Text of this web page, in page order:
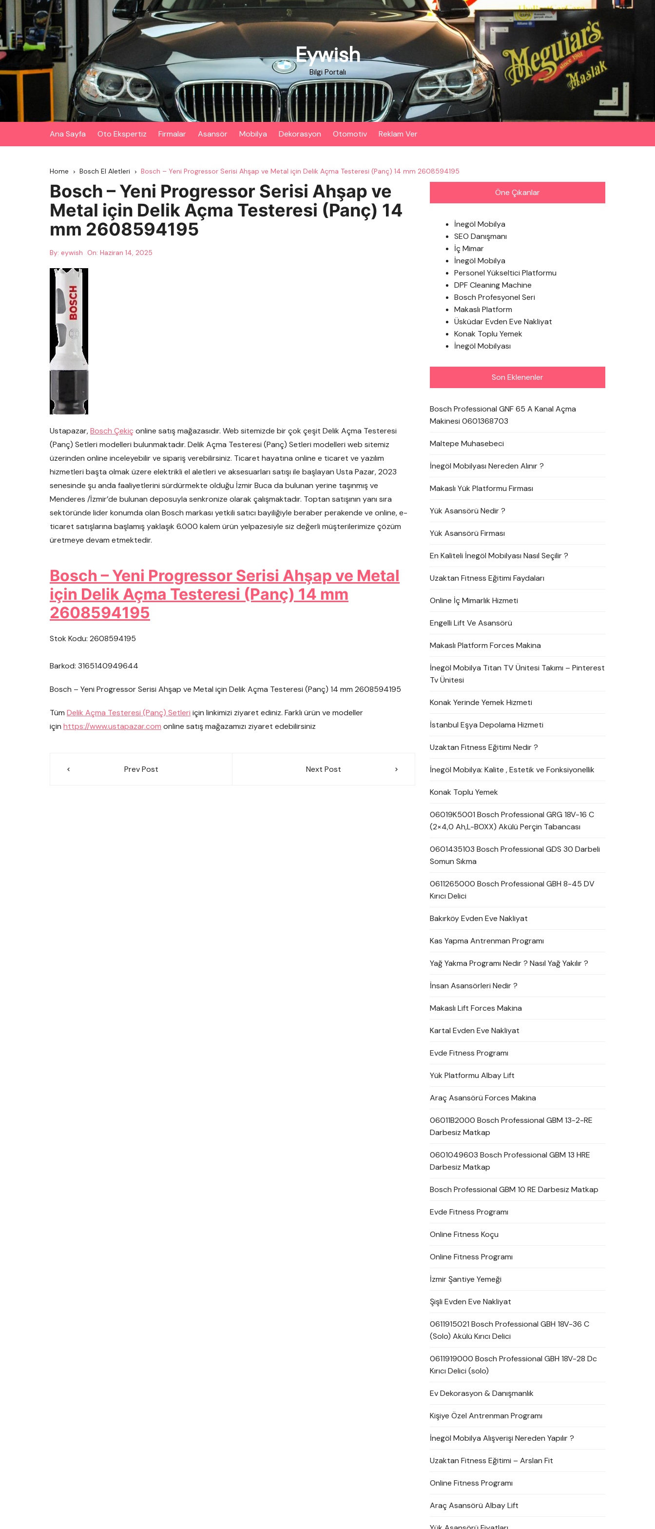
Skip
to
content
Eywish
Bilgi Portalı
Ana Sayfa Oto Ekspertiz Firmalar Asansör Mobilya Dekorasyon Otomotiv Reklam Ver
Home Bosch El Aletleri Bosch – Yeni Progressor Serisi Ahşap ve Metal için Delik Açma Testeresi (Panç) 14 mm 2608594195
Bosch – Yeni Progressor Serisi Ahşap ve
Metal için Delik Açma Testeresi (Panç) 14
mm 2608594195
By: eywish On: Haziran 14, 2025
Ustapazar,Bosch Çekiç online satış mağazasıdır. Web sitemizde bir çok çeşit Delik Açma Testeresi
(Panç) Setleri modelleri bulunmaktadır. Delik Açma Testeresi (Panç) Setleri modelleri web sitemiz
üzerinden online inceleyebilir ve sipariş verebilirsiniz. Ticaret hayatına online e ticaret ve yazılım
hizmetleri başta olmak üzere elektrikli el aletleri ve aksesuarları satışı ile başlayan Usta Pazar, 2023
senesinde şu anda faaliyetlerini sürdürmekte olduğu İzmir Buca da bulunan yerine taşınmış ve
Menderes /İzmir’de bulunan deposuyla senkronize olarak çalışmaktadır. Toptan satışının yanı sıra
sektöründe lider konumda olan Bosch markası yetkili satıcı bayiliğiyle beraber perakende ve online, e-
ticaret satışlarına başlamış yaklaşık 6.000 kalem ürün yelpazesiyle siz değerli müşterilerimize çözüm
üretmeye devam etmektedir.
Bosch – Yeni Progressor Serisi Ahşap ve Metal
için Delik Açma Testeresi (Panç) 14 mm
2608594195
Stok Kodu: 2608594195
Barkod: 3165140949644
Bosch – Yeni Progressor Serisi Ahşap ve Metal için Delik Açma Testeresi (Panç) 14 mm 2608594195
Tüm Delik Açma Testeresi (Panç) Setleri için linkimizi ziyaret ediniz. Farklı ürün ve modeller
için https://www.ustapazar.com online satış mağazamızı ziyaret edebilirsiniz
Prev Post Next Post
Öne Çıkanlar
İnegöl Mobilya
SEO Danışmanı
İç Mimar
İnegöl Mobilya
Personel Yükseltici Platformu
DPF Cleaning Machine
Bosch Profesyonel Seri
Makaslı Platform
Üsküdar Evden Eve Nakliyat
Konak Toplu Yemek
İnegöl Mobilyası
Son Eklenenler
Bosch Professional GNF 65 A Kanal Açma
Makinesi 0601368703
Maltepe Muhasebeci
İnegöl Mobilyası Nereden Alınır ?
Makaslı Yük Platformu Firması
Yük Asansörü Nedir ?
Yük Asansörü Firması
En Kaliteli İnegöl Mobilyası Nasıl Seçilir ?
Uzaktan Fitness Eğitimi Faydaları
Online İç Mimarlık Hizmeti
Engelli Lift Ve Asansörü
Makaslı Platform Forces Makina
İnegöl Mobilya Titan TV Ünitesi Takımı – Pinterest
Tv Ünitesi
Konak Yerinde Yemek Hizmeti
İstanbul Eşya Depolama Hizmeti
Uzaktan Fitness Eğitimi Nedir ?
İnegöl Mobilya: Kalite , Estetik ve Fonksiyonellik
Konak Toplu Yemek
06019K5001 Bosch Professional GRG 18V-16 C
(2×4,0 Ah,L-BOXX) Akülü Perçin Tabancası
0601435103 Bosch Professional GDS 30 Darbeli
Somun Sıkma
0611265000 Bosch Professional GBH 8-45 DV
Kırıcı Delici
Bakırköy Evden Eve Nakliyat
Kas Yapma Antrenman Programı
Yağ Yakma Programı Nedir ? Nasıl Yağ Yakılır ?
İnsan Asansörleri Nedir ?
Makaslı Lift Forces Makina
Kartal Evden Eve Nakliyat
Evde Fitness Programı
Yük Platformu Albay Lift
Araç Asansörü Forces Makina
06011B2000 Bosch Professional GBM 13-2-RE
Darbesiz Matkap
0601049603 Bosch Professional GBM 13 HRE
Darbesiz Matkap
Bosch Professional GBM 10 RE Darbesiz Matkap
Evde Fitness Programı
Online Fitness Koçu
Online Fitness Programı
İzmir Şantiye Yemeği
Şişli Evden Eve Nakliyat
0611915021 Bosch Professional GBH 18V-36 C
(Solo) Akülü Kırıcı Delici
0611919000 Bosch Professional GBH 18V-28 Dc
Kırıcı Delici (solo)
Ev Dekorasyon & Danışmanlık
Kişiye Özel Antrenman Programı
İnegöl Mobilya Alışverişi Nereden Yapılır ?
Uzaktan Fitness Eğitimi – Arslan Fit
Online Fitness Programı
Araç Asansörü Albay Lift